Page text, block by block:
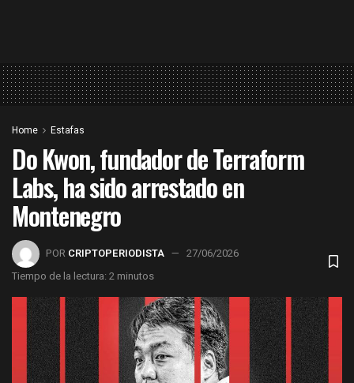
Home Estafas
Do Kwon, fundador de Terraform
Labs, ha sido arrestado en
Montenegro
POR CRIPTOPERIODISTA
27/06/2026
Tiempo de la lectura: 2 minutos